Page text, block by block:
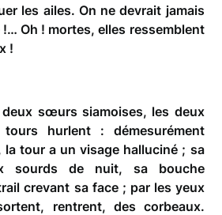
les ailes. On ne devrait jamais
Oh ! mortes, elles ressemblent
!
sœurs siamoises, les deux
hurlent : démesurément
la tour a un visage halluciné ; sa
sourds de nuit, sa bouche
crevant sa face ; par les yeux
rentrent, des corbeaux.